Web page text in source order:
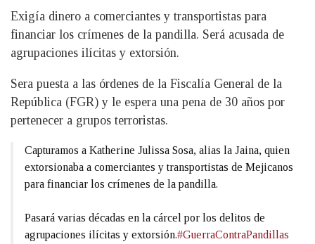
Exigía dinero a comerciantes y transportistas para
financiar los crímenes de la pandilla. Será acusada de
agrupaciones ilícitas y extorsión.
Sera puesta a las órdenes de la Fiscalía General de la
República (FGR) y le espera una pena de 30 años por
pertenecer a grupos terroristas.
Capturamos a Katherine Julissa Sosa, alias la Jaina, quien
extorsionaba a comerciantes y transportistas de Mejicanos
para financiar los crímenes de la pandilla.
Pasará varias décadas en la cárcel por los delitos de
agrupaciones ilícitas y extorsión.#GuerraContraPandillas